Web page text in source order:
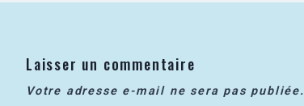
Laisser un commentaire
Votre adresse e-mail ne sera pas publiée.